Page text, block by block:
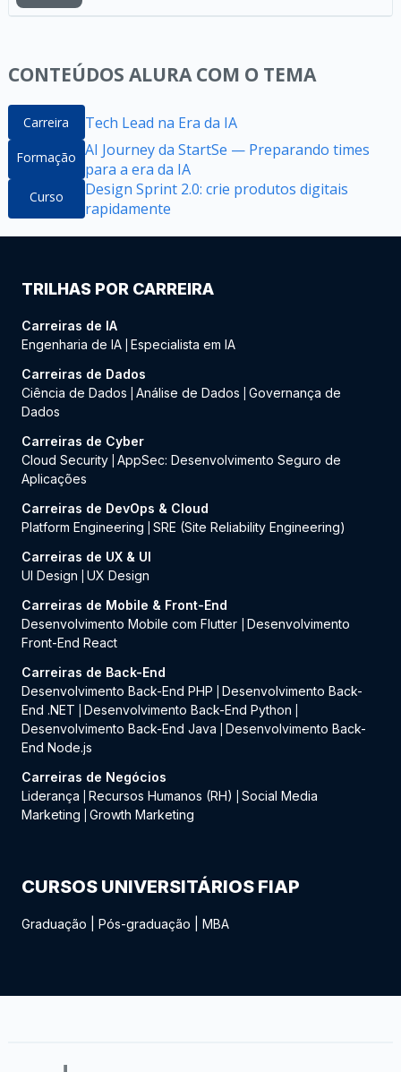
CONTEÚDOS ALURA COM O TEMA
Carreira Tech Lead na Era da IA
Formação AI Journey da StartSe — Preparando times
para a era da IA
Curso
Design Sprint 2.0: crie produtos digitais
rapidamente
TRILHAS POR CARREIRA
Carreiras de IA
Engenharia de IA Especialista em IA
Carreiras de Dados
Ciência de Dados
Análise de Dados
Governança de
Dados
Carreiras de Cyber
Cloud Security AppSec: Desenvolvimento Seguro de
Aplicações
Carreiras de DevOps & Cloud
Platform Engineering
SRE (Site Reliability Engineering)
Carreiras de UX & UI
UI Design
UX Design
Carreiras de Mobile & Front-End
Desenvolvimento Mobile com Flutter
Desenvolvimento
Front-End React
Carreiras de Back-End
Desenvolvimento Back-End PHP
Desenvolvimento Back-
End .NET
Desenvolvimento Back-End Python
Desenvolvimento Back-End Java
Desenvolvimento Back-
End Node.js
Carreiras de Negócios
Liderança
Recursos Humanos (RH)
Social Media
Marketing
Growth Marketing
CURSOS UNIVERSITÁRIOS FIAP
Graduação Pós-graduação MBA